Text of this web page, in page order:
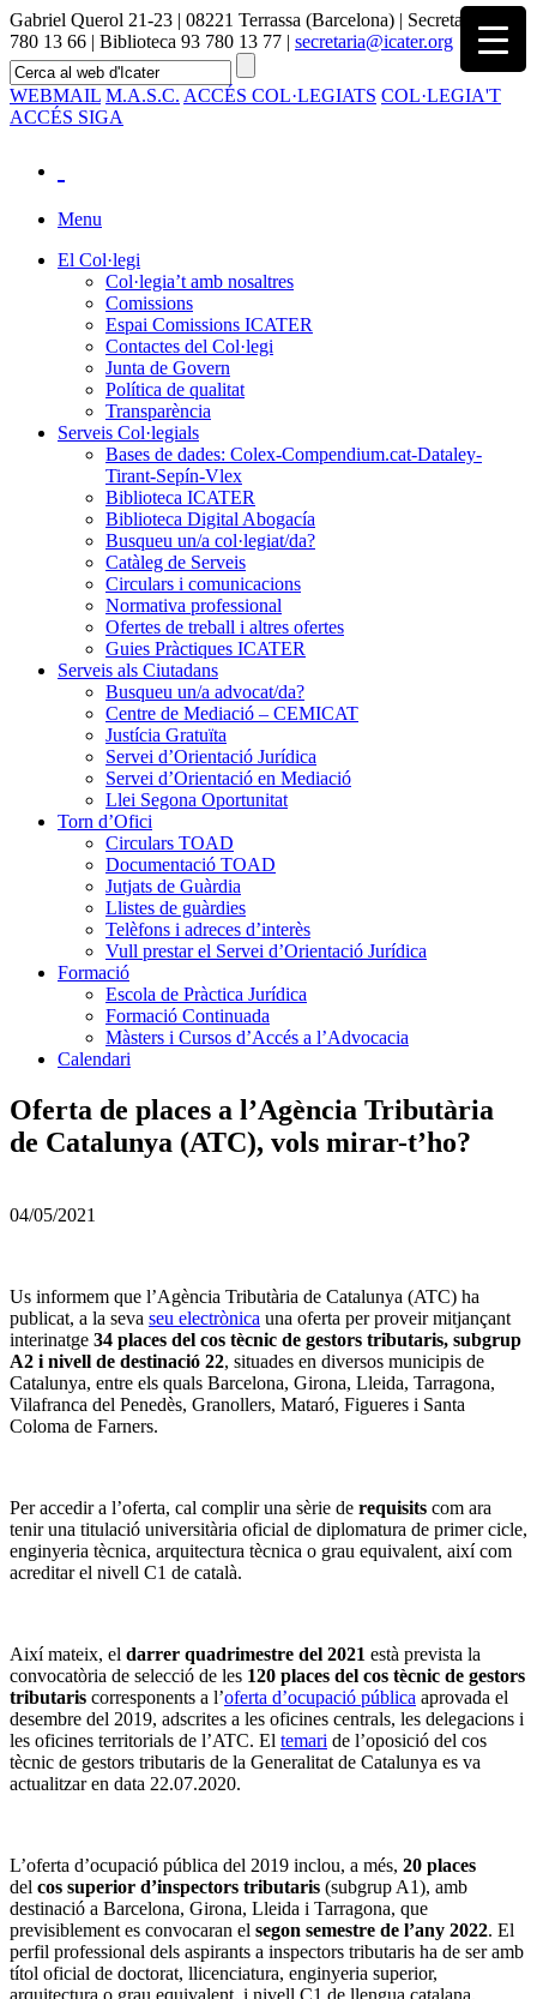
Gabriel Querol 21-23 | 08221 Terrassa (Barcelona) | Secretaria 93
780 13 66 | Biblioteca 93 780 13 77 | secretaria@icater.org
WEBMAIL M.A.S.C. ACCÉS COL·LEGIATS COL·LEGIA'T
ACCÉS SIGA
Menu
El Col·legi
Col·legia’t amb nosaltres
Comissions
Espai Comissions ICATER
Contactes del Col·legi
Junta de Govern
Política de qualitat
Transparència
Serveis Col·legials
Bases de dades: Colex-Compendium.cat-Dataley-
Tirant-Sepín-Vlex
Biblioteca ICATER
Biblioteca Digital Abogacía
Busqueu un/a col·legiat/da?
Catàleg de Serveis
Circulars i comunicacions
Normativa professional
Ofertes de treball i altres ofertes
Guies Pràctiques ICATER
Serveis als Ciutadans
Busqueu un/a advocat/da?
Centre de Mediació – CEMICAT
Justícia Gratuïta
Servei d’Orientació Jurídica
Servei d’Orientació en Mediació
Llei Segona Oportunitat
Torn d’Ofici
Circulars TOAD
Documentació TOAD
Jutjats de Guàrdia
Llistes de guàrdies
Telèfons i adreces d’interès
Vull prestar el Servei d’Orientació Jurídica
Formació
Escola de Pràctica Jurídica
Formació Continuada
Màsters i Cursos d’Accés a l’Advocacia
Calendari
Oferta de places a l’Agència Tributària
de Catalunya (ATC), vols mirar-t’ho?
04/05/2021
Us informem que l’Agència Tributària de Catalunya (ATC) ha
publicat, a la seva seu electrònica una oferta per proveir mitjançant
interinatge 34 places del cos tècnic de gestors tributaris, subgrup
A2 i nivell de destinació 22, situades en diversos municipis de
Catalunya, entre els quals Barcelona, Girona, Lleida, Tarragona,
Vilafranca del Penedès, Granollers, Mataró, Figueres i Santa
Coloma de Farners.
Per accedir a l’oferta, cal complir una sèrie de requisits com ara
tenir una titulació universitària oficial de diplomatura de primer cicle,
enginyeria tècnica, arquitectura tècnica o grau equivalent, així com
acreditar el nivell C1 de català.
Així mateix, el darrer quadrimestre del 2021 està prevista la
convocatòria de selecció de les 120 places del cos tècnic de gestors
tributaris corresponents a l’oferta d’ocupació pública aprovada el
desembre del 2019, adscrites a les oficines centrals, les delegacions i
les oficines territorials de l’ATC. El temari de l’oposició del cos
tècnic de gestors tributaris de la Generalitat de Catalunya es va
actualitzar en data 22.07.2020.
L’oferta d’ocupació pública del 2019 inclou, a més, 20 places
del cos superior d’inspectors tributaris (subgrup A1), amb
destinació a Barcelona, Girona, Lleida i Tarragona, que
previsiblement es convocaran el segon semestre de l’any 2022. El
perfil professional dels aspirants a inspectors tributaris ha de ser amb
títol oficial de doctorat, llicenciatura, enginyeria superior,
arquitectura o grau equivalent, i nivell C1 de llengua catalana.